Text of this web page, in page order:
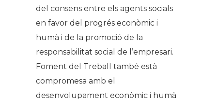
del consens entre els agents socials
en favor del progrés econòmic i
humà i de la promoció de la
responsabilitat social de l’empresari.
Foment del Treball també està
compromesa amb el
desenvolupament econòmic i humà